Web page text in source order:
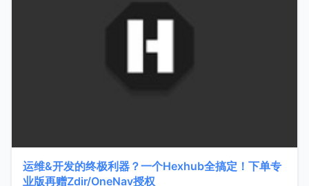
运维&开发的终极利器？一个Hexhub全搞定！下单专
业版再赠Zdir/OneNav授权